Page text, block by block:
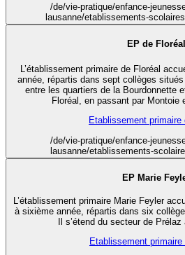
/de/vie-pratique/enfance-
lausanne/etablissements-
EP de Floréal
L’établissement primaire de Floréal
année, répartis dans sept collèges
entre les quartiers de la Bourdonnette
Floréal, en passant par Montoie
Etablissement primaire
/de/vie-pratique/enfance-
lausanne/etablissements-
EP Marie
L’établissement primaire Marie Feyler
à sixième année, répartis dans six
Il s’étend du secteur de
Etablissement primaire